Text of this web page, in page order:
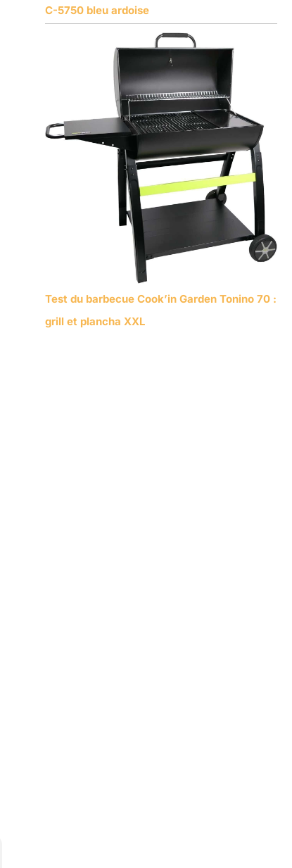
C-5750 bleu ardoise
Test du barbecue Cook’in Garden Tonino 70 :
grill et plancha XXL